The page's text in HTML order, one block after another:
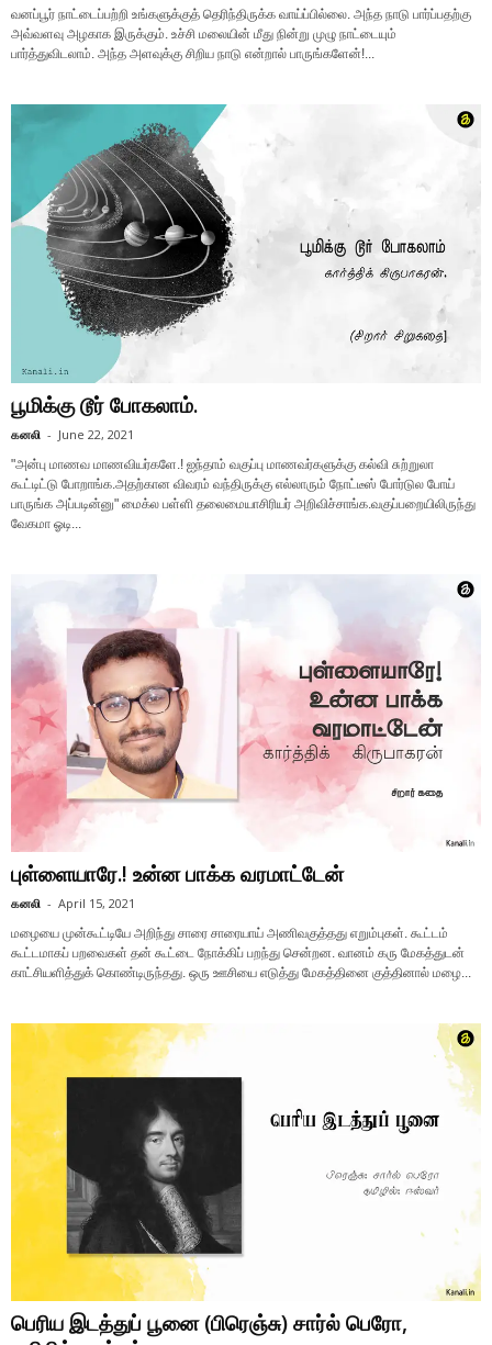
வனப்பூர் நாட்டைப்பற்றி உங்களுக்குத் தெரிந்திருக்க வாய்ப்பில்லை. அந்த நாடு பார்ப்பதற்கு
அவ்வளவு அழகாக இருக்கும். உச்சி மலையின் மீது நின்று முழு நாட்டையும்
பார்த்துவிடலாம். அந்த அளவுக்கு சிறிய நாடு என்றால் பாருங்களேன்!...
பூமிக்கு டூர் போகலாம்.
கனலி - June 22, 2021
"அன்பு மாணவ மாணவியர்களே.! ஐந்தாம் வகுப்பு மாணவர்களுக்கு கல்வி சுற்றுலா
கூட்டிட்டு போறாங்க.அதற்கான விவரம் வந்திருக்கு எல்லாரும் நோட்டீஸ் போர்டுல போய்
பாருங்க அப்படின்னு" மைக்ல பள்ளி தலைமையாசிரியர் அறிவிச்சாங்க.வகுப்பறையிலிருந்து
வேகமா ஓடி...
புள்ளையாரே.! உன்ன பாக்க வரமாட்டேன்
கனலி - April 15, 2021
மழையை முன்கூட்டியே அறிந்து சாரை சாரையாய் அணிவகுத்தது எறும்புகள். கூட்டம்
கூட்டமாகப் பறவைகள் தன் கூட்டை நோக்கிப் பறந்து சென்றன. வானம் கரு மேகத்துடன்
காட்சியளித்துக் கொண்டிருந்தது. ஒரு ஊசியை எடுத்து மேகத்தினை குத்தினால் மழை...
பெரிய இடத்துப் பூனை (பிரெஞ்சு) சார்ல் பெரோ,